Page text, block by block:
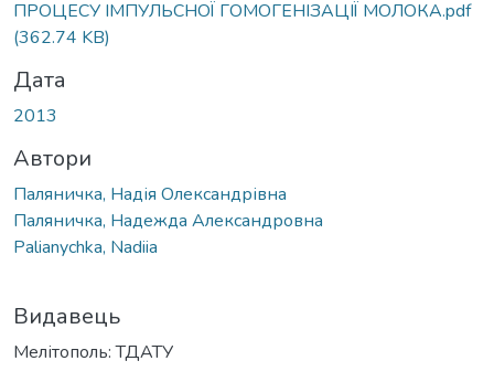
ПРОЦЕСУ ІМПУЛЬСНОЇ ГОМОГЕНІЗАЦІЇ МОЛОКА.pdf
(362.74 KB)
Дата
2013
Автори
Паляничка, Надія Олександрівна
Паляничка, Надежда Александровна
Palianychka, Nadiia
Видавець
Мелітополь: ТДАТУ